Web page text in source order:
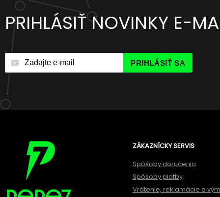
PRIHLÁSIŤ NOVINKY E-
PRIHLÁSIŤ SA
ZÁKAZNÍCKY SERVIS
Spôsoby doručenia
Spôsoby platby
Vrátenie, reklamácie a